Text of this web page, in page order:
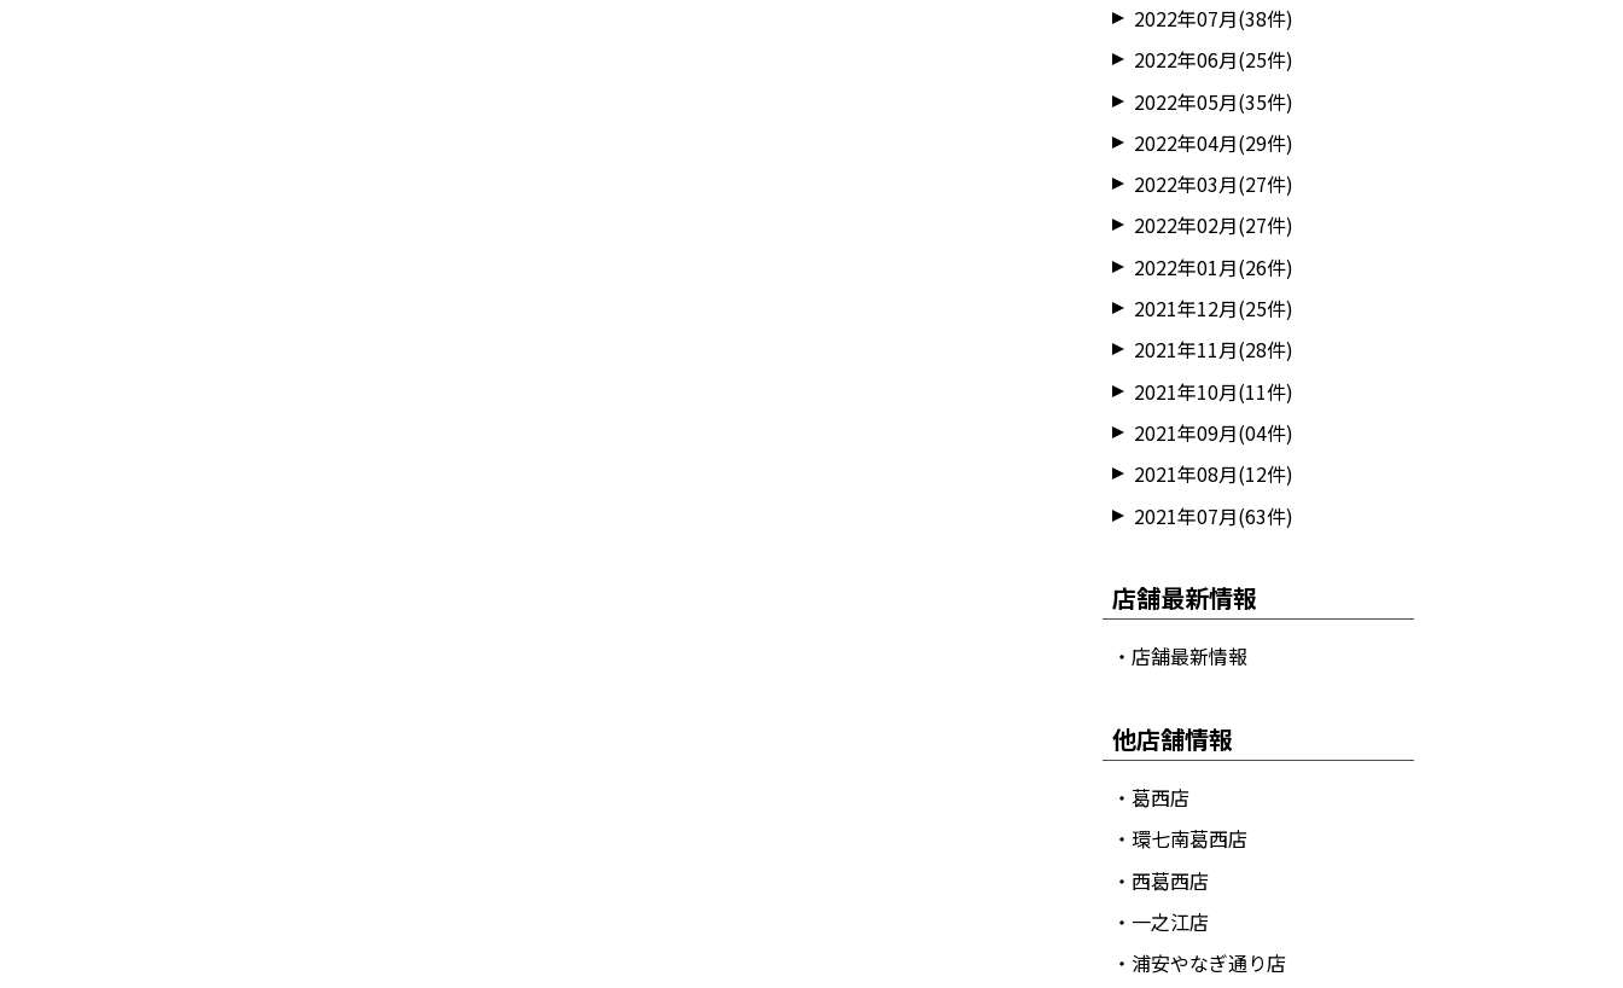
2022年07月(38件)
2022年06月(25件)
2022年05月(35件)
2022年04月(29件)
2022年03月(27件)
2022年02月(27件)
2022年01月(26件)
2021年12月(25件)
2021年11月(28件)
2021年10月(11件)
2021年09月(04件)
2021年08月(12件)
2021年07月(63件)
店舗最新情報
・店舗最新情報
他店舗情報
・葛西店
・環七南葛西店
・西葛西店
・一之江店
・浦安やなぎ通り店